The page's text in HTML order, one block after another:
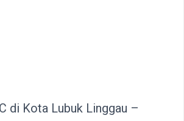
di Kota Lubuk Linggau –